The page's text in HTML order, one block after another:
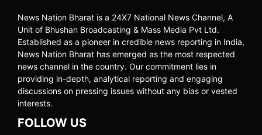
News Nation Bharat is a 24X7 National News Channel, A
Unit of Bhushan Broadcasting & Mass Media Pvt Ltd.
Established as a pioneer in credible news reporting in India,
News Nation Bharat has emerged as the most respected
news channel in the country. Our commitment lies in
providing in-depth, analytical reporting and engaging
discussions on pressing issues without any bias or vested
interests.
FOLLOW US